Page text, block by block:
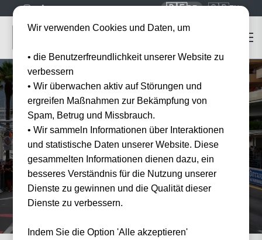
🇩🇪DE 🇬🇧EN
Startseite Formel 1 Tickets
Grand Prix MiamiTickets 2027/2028
Tickwell.
Wir verwenden Cookies und Daten, um
• die Benutzerfreundlichkeit unserer Website zu
verbessern
• Wir überwachen aktiv auf Störungen und
ergreifen Maßnahmen zur Bekämpfung von
Spam, Betrug und Missbrauch.
• Wir sammeln Informationen über Interaktionen
und statistische Daten unserer Website. Diese
gesammelten Informationen dienen dazu, ein
besseres Verständnis für die Nutzung unserer
Dienste zu gewinnen und die Qualität dieser
Dienste zu verbessern.
Indem Sie die Option 'Alle akzeptieren'